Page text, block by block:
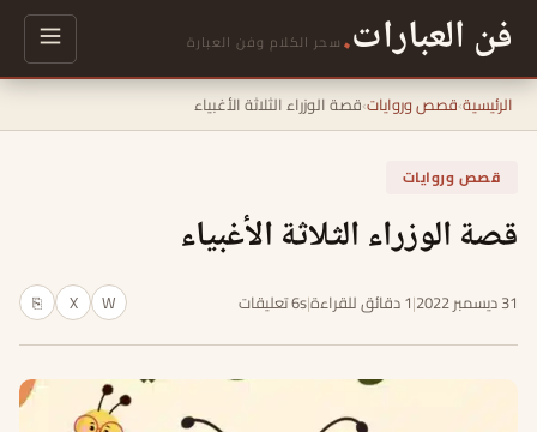
فن العبارات. سحر الكلام وفن العبارة
الرئيسية›قصص وروايات›قصة الوزراء الثلاثة الأغبياء
قصص وروايات
قصة الوزراء الثلاثة الأغبياء
31 ديسمبر 2022 |1 دقائق للقراءة |6s تعليقات W
X
⎘